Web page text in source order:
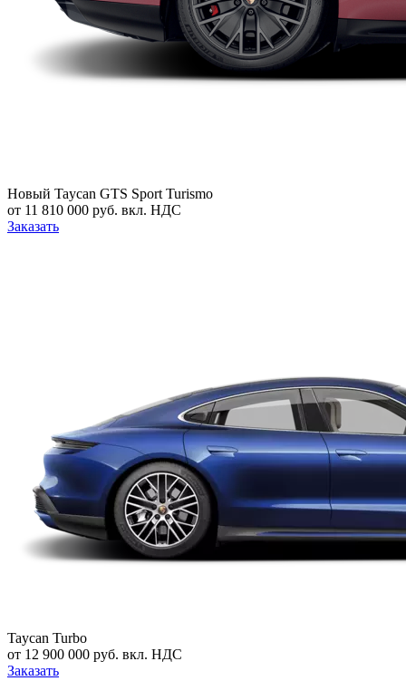
Новый Taycan GTS Sport Turismo
от 11 810 000 руб. вкл. НДС
Заказать
Taycan Turbo
от 12 900 000 руб. вкл. НДС
Заказать